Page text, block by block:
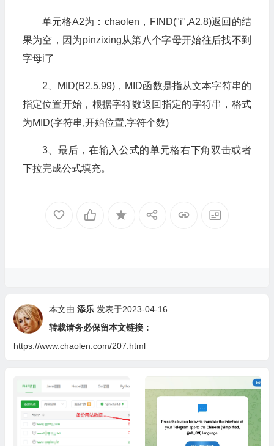
单元格A2为：chaolen，FIND("i",A2,8)返回的结
果为空，因为pinzixing从第八个字母开始往后找不到
字母i了
2、MID(B2,5,99)，MID函数是指从文本字符串的
指定位置开始，根据字符数返回指定的字符串，格式
为MID(字符串,开始位置,字符个数)
3、最后，在输入公式的单元格右下角双击或者
下拉完成公式填充。
本文由 添乐 发表于2023-04-16
转载请务必保留本文链接：
https://www.chaolen.com/207.html